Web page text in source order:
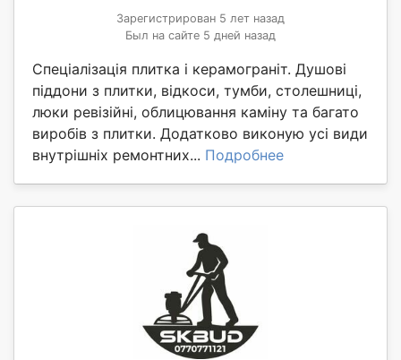
Зарегистрирован 5 лет назад
Был на сайте 5 дней назад
Спеціалізація плитка і керамограніт. Душові
піддони з плитки, відкоси, тумби, столешниці,
люки ревізійні, облицювання каміну та багато
виробів з плитки. Додатково виконую усі види
внутрішніх ремонтних... Подробнее